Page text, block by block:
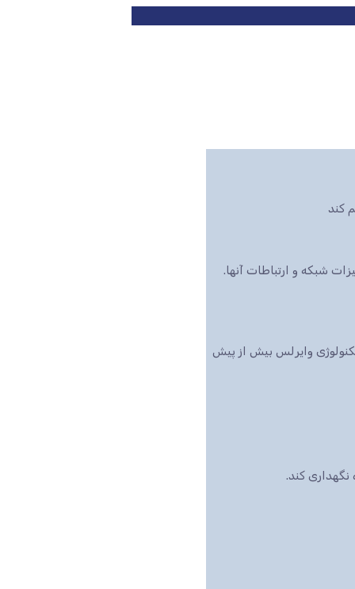
کند
شبکه و ارتباطات آنها.
وایرلس بیش از پیش
کند.